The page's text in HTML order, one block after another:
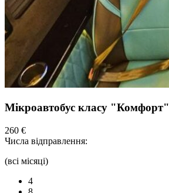
Мікроавтобус класу "Комфорт"
260 €
Числа відправлення:
(всі місяці)
4